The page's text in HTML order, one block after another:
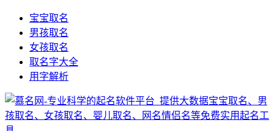
宝宝取名
男孩取名
女孩取名
取名字大全
用字解析